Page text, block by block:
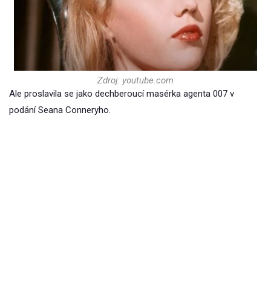
Zdroj: youtube.com
Ale proslavila se jako dechberoucí masérka agenta 007 v
podání Seana Conneryho.